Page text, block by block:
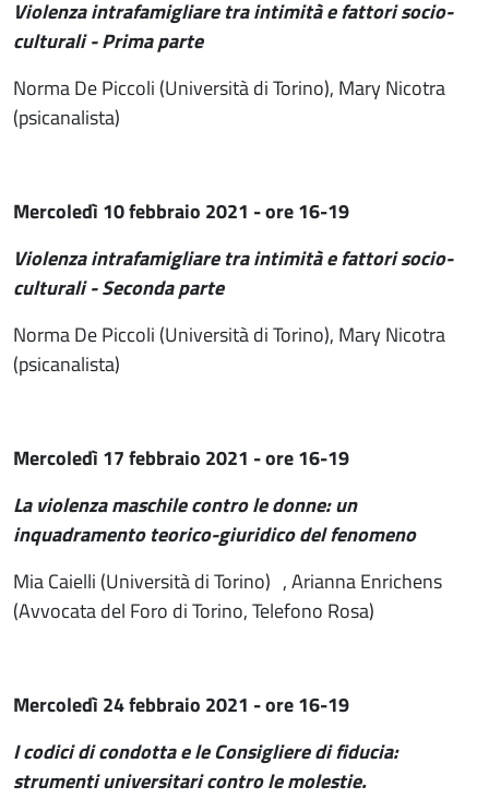
Violenza intrafamigliare tra intimità e fattori socio-
culturali - Prima parte
Norma De Piccoli (Università di Torino), Mary Nicotra
(psicanalista)
Mercoledì 10 febbraio 2021 - ore 16-19
Violenza intrafamigliare tra intimità e fattori socio-
culturali - Seconda parte
Norma De Piccoli (Università di Torino), Mary Nicotra
(psicanalista)
Mercoledì 17 febbraio 2021 - ore 16-19
La violenza maschile contro le donne: un
inquadramento teorico-giuridico del fenomeno
Mia Caielli (Università di Torino) , Arianna Enrichens
(Avvocata del Foro di Torino, Telefono Rosa)
Mercoledì 24 febbraio 2021 - ore 16-19
I codici di condotta e le Consigliere di fiducia:
strumenti universitari contro le molestie.